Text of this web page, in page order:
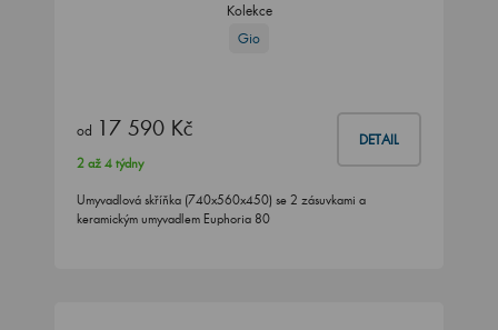
Kolekce
Gio
od 17 590 Kč DETAIL
2 až 4 týdny
Umyvadlová skříňka (740x560x450) se 2 zásuvkami a
keramickým umyvadlem Euphoria 80